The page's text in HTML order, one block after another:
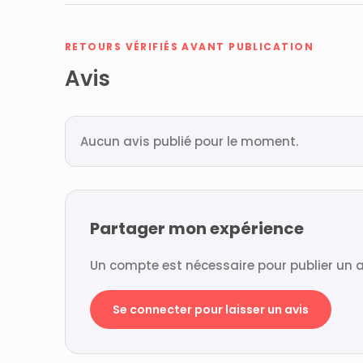
RETOURS VÉRIFIÉS AVANT PUBLICATION
Avis
Aucun avis publié pour le moment.
Partager mon expérience
Un compte est nécessaire pour publier un
Se connecter pour laisser un avis